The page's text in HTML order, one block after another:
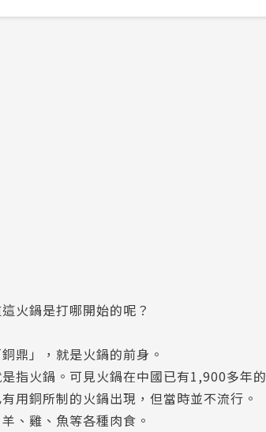
火鍋是打哪開始的呢？
鼎」，就是火鍋的前身。
指火鍋。可見火鍋在中國已有1,900多年
用銅所制的火鍋出現，但當時並不流行。
、雞、魚等各種肉食。